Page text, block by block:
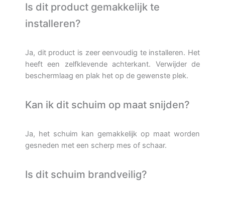
Is dit product gemakkelijk te
installeren?
Ja, dit product is zeer eenvoudig te installeren. Het
heeft een zelfklevende achterkant. Verwijder de
beschermlaag en plak het op de gewenste plek.
Kan ik dit schuim op maat snijden?
Ja, het schuim kan gemakkelijk op maat worden
gesneden met een scherp mes of schaar.
Is dit schuim brandveilig?